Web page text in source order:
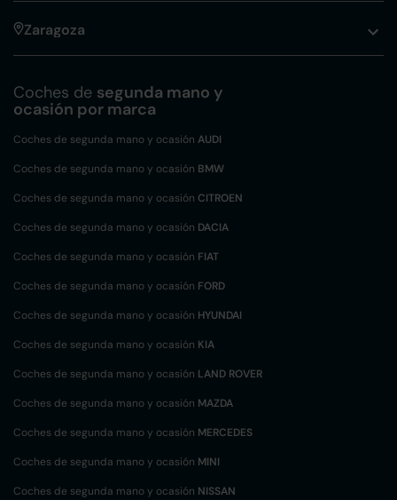
Zaragoza
Coches de segunda mano y
ocasión por marca
Coches de segunda mano y ocasión AUDI
Coches de segunda mano y ocasión BMW
Coches de segunda mano y ocasión CITROEN
Coches de segunda mano y ocasión DACIA
Coches de segunda mano y ocasión FIAT
Coches de segunda mano y ocasión FORD
Coches de segunda mano y ocasión HYUNDAI
Coches de segunda mano y ocasión KIA
Coches de segunda mano y ocasión LAND ROVER
Coches de segunda mano y ocasión MAZDA
Coches de segunda mano y ocasión MERCEDES
Coches de segunda mano y ocasión MINI
Coches de segunda mano y ocasión NISSAN